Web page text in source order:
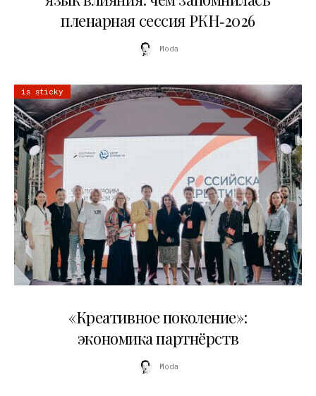
пленарная сессия РКН‑2026
Moda
is sticky
«Креативное поколение»:
экономика партнёрств
Moda